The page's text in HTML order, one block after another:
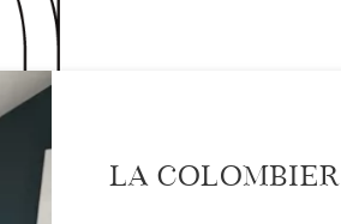
La Colombier